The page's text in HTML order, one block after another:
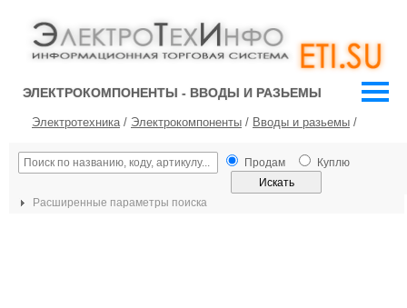
ЭЛЕКТРОКОМПОНЕНТЫ - ВВОДЫ И РАЗЬЕМЫ
Электротехника/ Электрокомпоненты / Вводы и разьемы /
Продам Куплю
Расширенные параметры поиска